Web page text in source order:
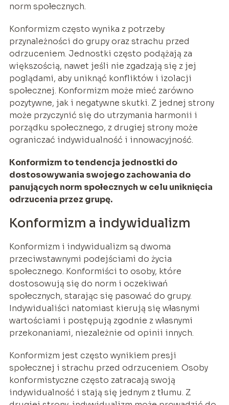
norm społecznych.
Konformizm często wynika z potrzeby
przynależności do grupy oraz strachu przed
odrzuceniem. Jednostki często podążają za
większością, nawet jeśli nie zgadzają się z jej
poglądami, aby uniknąć konfliktów i izolacji
społecznej. Konformizm może mieć zarówno
pozytywne, jak i negatywne skutki. Z jednej strony
może przyczynić się do utrzymania harmonii i
porządku społecznego, z drugiej strony może
ograniczać indywidualność i innowacyjność.
Konformizm to tendencja jednostki do
dostosowywania swojego zachowania do
panujących norm społecznych w celu uniknięcia
odrzucenia przez grupę.
Konformizm a indywidualizm
Konformizm i indywidualizm są dwoma
przeciwstawnymi podejściami do życia
społecznego. Konformiści to osoby, które
dostosowują się do norm i oczekiwań
społecznych, starając się pasować do grupy.
Indywidualiści natomiast kierują się własnymi
wartościami i postępują zgodnie z własnymi
przekonaniami, niezależnie od opinii innych.
Konformizm jest często wynikiem presji
społecznej i strachu przed odrzuceniem. Osoby
konformistyczne często zatracają swoją
indywidualność i stają się jednym z tłumu. Z